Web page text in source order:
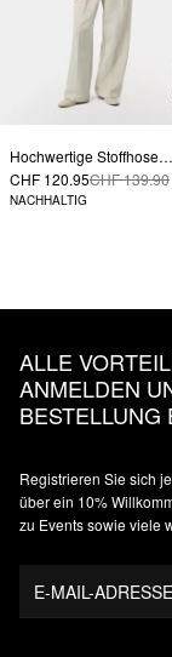
Hochwertige Stoffhose mit Wide Leg und Detail am Bund
CHF 120.95CHF 139.90
NACHHALTIG
ALLE
ANMELDEN
BESTELLUNG
Registrieren Sie sich
über ein 10%
zu Events sowie viele
E-MAIL-ADRESSE